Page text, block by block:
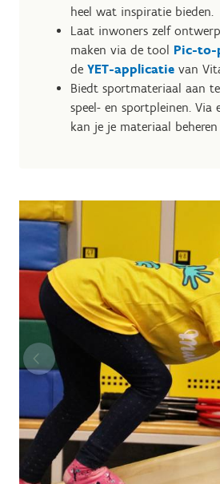
heel wat inspiratie bieden.
Laat inwoners zelf
maken via de tool Pic-to-
de YET-applicatie van
Biedt sportmateriaal aan
speel- en sportpleinen. Via
kan je je materiaal